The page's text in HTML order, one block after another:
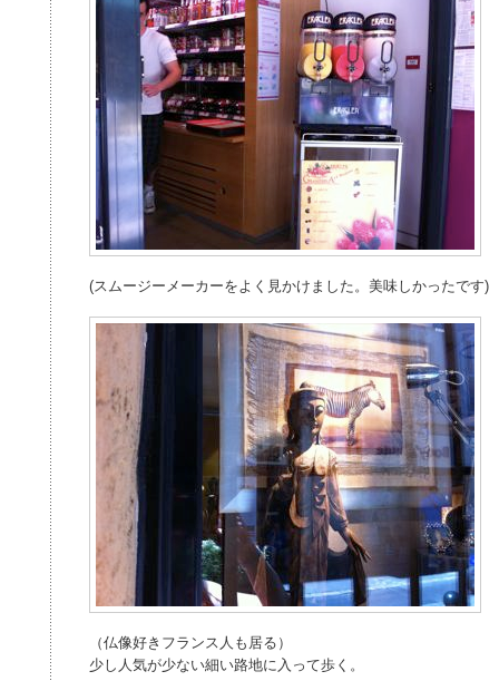
(スムージーメーカーをよく見かけました。美味しかったです)
（仏像好きフランス人も居る）
少し人気が少ない細い路地に入って歩く。